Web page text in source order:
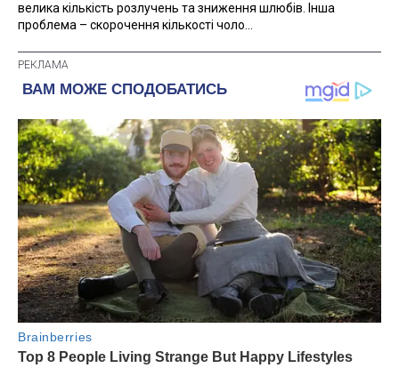
велика кількість розлучень та зниження шлюбів. Інша
проблема – скорочення кількості чоло...